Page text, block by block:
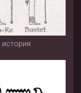
история